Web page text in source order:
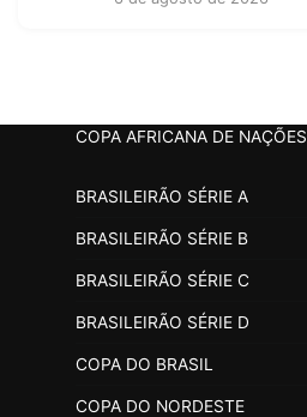
COPA AFRICANA DE NAÇÕES
BRASILEIRÃO SÉRIE A
BRASILEIRÃO SÉRIE B
BRASILEIRÃO SÉRIE C
BRASILEIRÃO SÉRIE D
COPA DO BRASIL
COPA DO NORDESTE